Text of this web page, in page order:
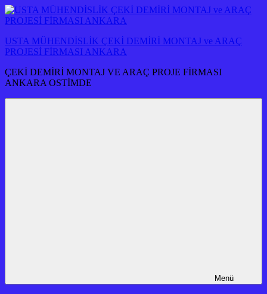
İçeriğe
atla
USTA MÜHENDİSLİK ÇEKİ DEMİRİ MONTAJ ve ARAÇ
PROJESİ FİRMASI ANKARA
ÇEKİ DEMİRİ MONTAJ VE ARAÇ PROJE FİRMASI
ANKARA OSTİMDE
Menü